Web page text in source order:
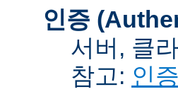
인증
서버, 클
참고: 인